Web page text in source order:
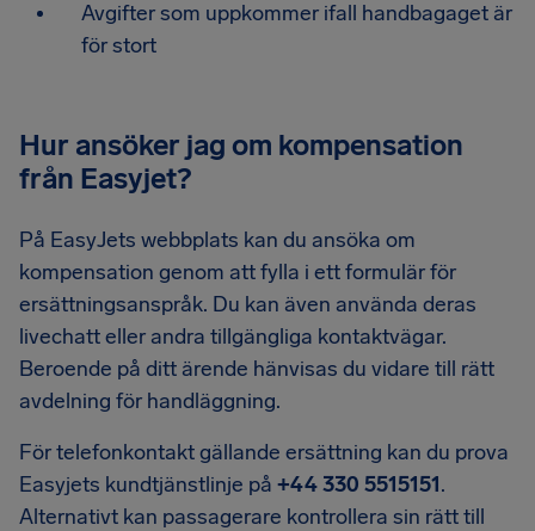
Avgifter som uppkommer ifall handbagaget är
för stort
Hur ansöker jag om kompensation
från Easyjet?
På EasyJets webbplats kan du ansöka om
kompensation genom att fylla i ett formulär för
ersättningsanspråk. Du kan även använda deras
livechatt eller andra tillgängliga kontaktvägar.
Beroende på ditt ärende hänvisas du vidare till rätt
avdelning för handläggning.
För telefonkontakt gällande ersättning kan du prova
Easyjets kundtjänstlinje på +44 330 5515151.
Alternativt kan passagerare kontrollera sin rätt till